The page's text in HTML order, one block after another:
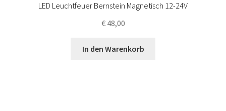
LED Leuchtfeuer Bernstein Magnetisch 12-24V
€48,00
In den Warenkorb